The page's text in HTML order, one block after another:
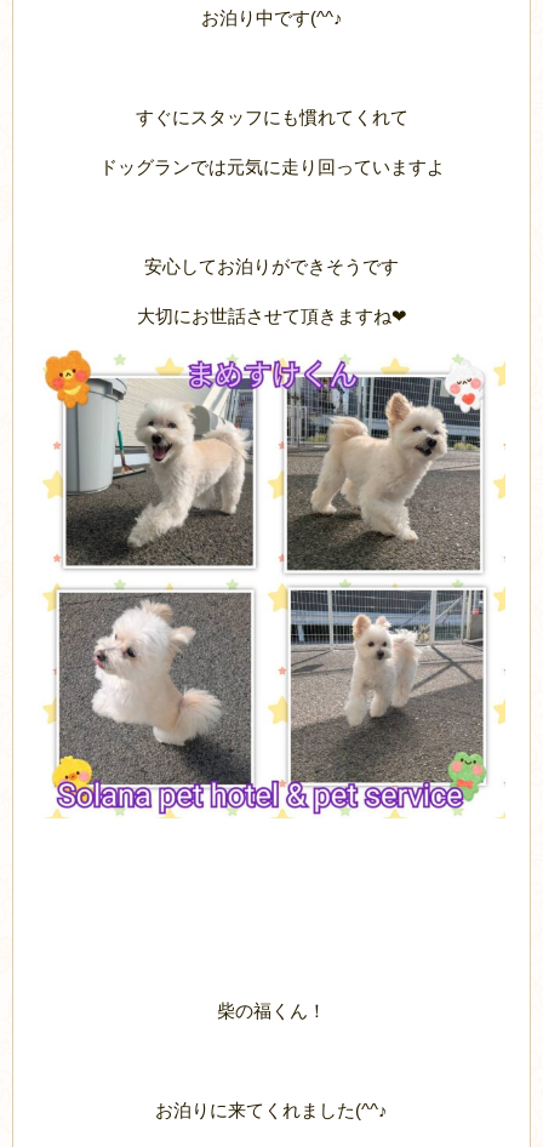
お泊り中です(^^♪
すぐにスタッフにも慣れてくれて
ドッグランでは元気に走り回っていますよ
安心してお泊りができそうです
大切にお世話させて頂きますね❤
柴の福くん！
お泊りに来てくれました(^^♪